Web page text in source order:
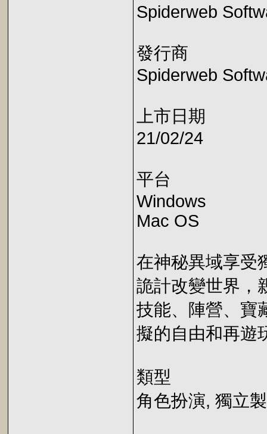
Spiderweb
發行商
Spiderweb
上市日期
21/02/24
平台
Windows
Mac OS
在神秘異域享受
詭計改變世界，
技能、陣營、寶
擬的自由和再遊
類型
角色扮演, 獨立